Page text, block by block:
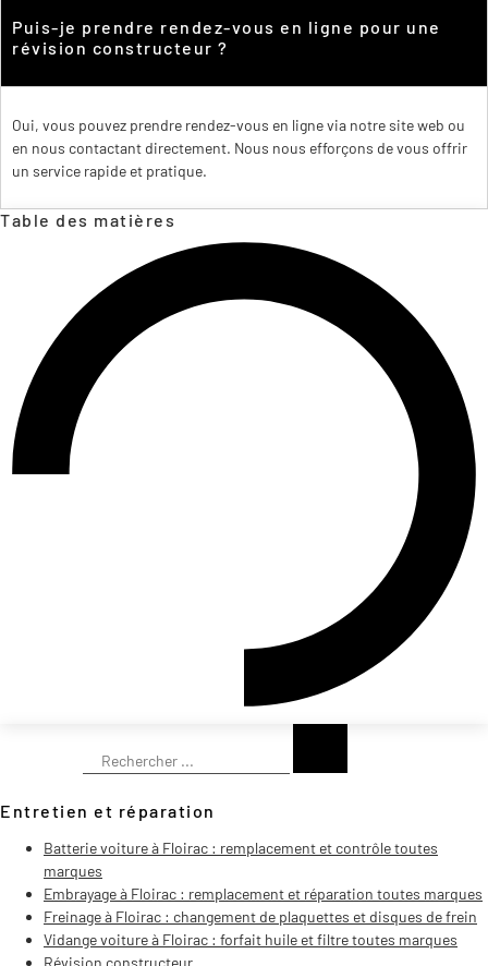
Puis-je prendre rendez-vous en ligne pour une
révision constructeur ?
Oui, vous pouvez prendre rendez-vous en ligne via notre site web ou
en nous contactant directement. Nous nous efforçons de vous offrir
un service rapide et pratique.
Table des matières
Entretien et réparation
Batterie voiture à Floirac : remplacement et contrôle toutes
marques
Embrayage à Floirac : remplacement et réparation toutes marques
Freinage à Floirac : changement de plaquettes et disques de frein
Vidange voiture à Floirac : forfait huile et filtre toutes marques